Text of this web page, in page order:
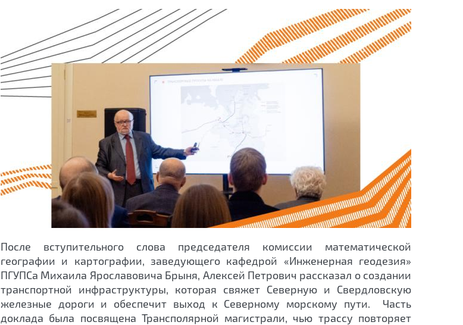
После вступительного слова председателя комиссии математической
географии и картографии, заведующего кафедрой «Инженерная геодезия»
ПГУПСа Михаила Ярославовича Брыня, Алексей Петрович рассказал о создании
транспортной инфраструктуры, которая свяжет Северную и Свердловскую
железные дороги и обеспечит выход к Северному морскому пути. Часть
доклада была посвящена Трансполярной магистрали, чью трассу повторяет